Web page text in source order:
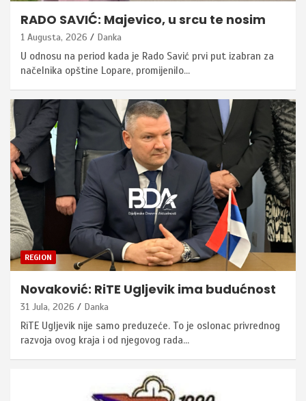
RADO SAVIĆ: Majevico, u srcu te nosim
1 Augusta, 2026 Danka
U odnosu na period kada je Rado Savić prvi put izabran za
načelnika opštine Lopare, promijenilo…
REGION
Novaković: RiTE Ugljevik ima budućnost
31 Jula, 2026 Danka
RiTE Ugljevik nije samo preduzeće. To je oslonac privrednog
razvoja ovog kraja i od njegovog rada…